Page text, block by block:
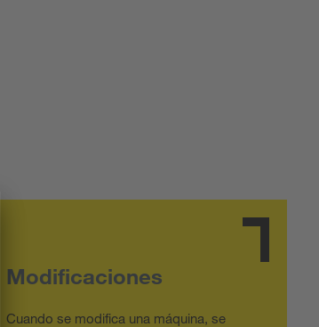
Modificaciones
Cuando se modifica una máquina, se